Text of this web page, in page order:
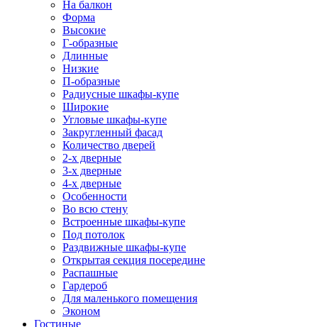
На балкон
Форма
Высокие
Г-образные
Длинные
Низкие
П-образные
Радиусные шкафы-купе
Широкие
Угловые шкафы-купе
Закругленный фасад
Количество дверей
2-х дверные
3-х дверные
4-х дверные
Особенности
Во всю стену
Встроенные шкафы-купе
Под потолок
Раздвижные шкафы-купе
Открытая секция посередине
Распашные
Гардероб
Для маленького помещения
Эконом
Гостиные